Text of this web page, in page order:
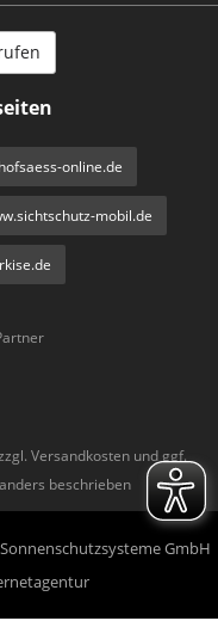
online.de
mobil.de
Versandkosten und ggf.
beschrieben
GmbH